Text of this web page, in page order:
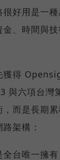
好用是一
、時間與
獲得
與六項台灣
而是長期
架構：
台唯一擁